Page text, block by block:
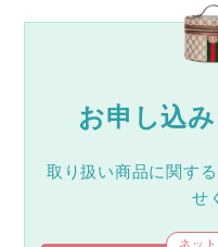
お申し込
取り扱い商品に関す
せ
ネッ